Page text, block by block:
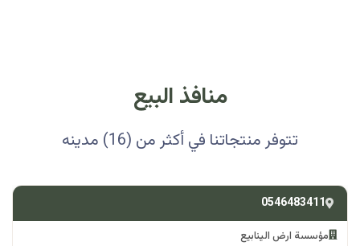
منافذ البيع
تتوفر منتجاتنا في أكثر من (16) مدينه
0546483411
مؤسسة ارض الينابيع